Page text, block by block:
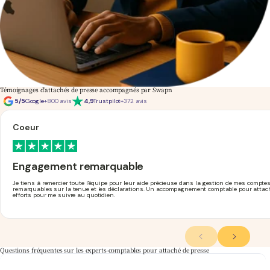
Témoignages d'attachés de presse accompagnés par Swapn
5/5Google+800 avis 4,9Trustpilot+372 avis
Coeur
Engagement remarquable
Je tiens à remercier toute l'équipe pour leur aide précieuse dans la gestion de mes
remarquables sur la tenue et les déclarations. Un accompagnement comptable pour
efforts pour me suivre au quotidien.
Questions fréquentes sur les experts-comptables pour attaché de presse